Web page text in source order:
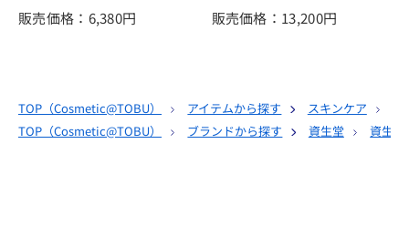
販売価格：6,380円 販売価格：13,200円
TOP（Cosmetic@TOBU） アイテムから探す スキンケア
TOP（Cosmetic@TOBU） ブランドから探す 資生堂 資生堂